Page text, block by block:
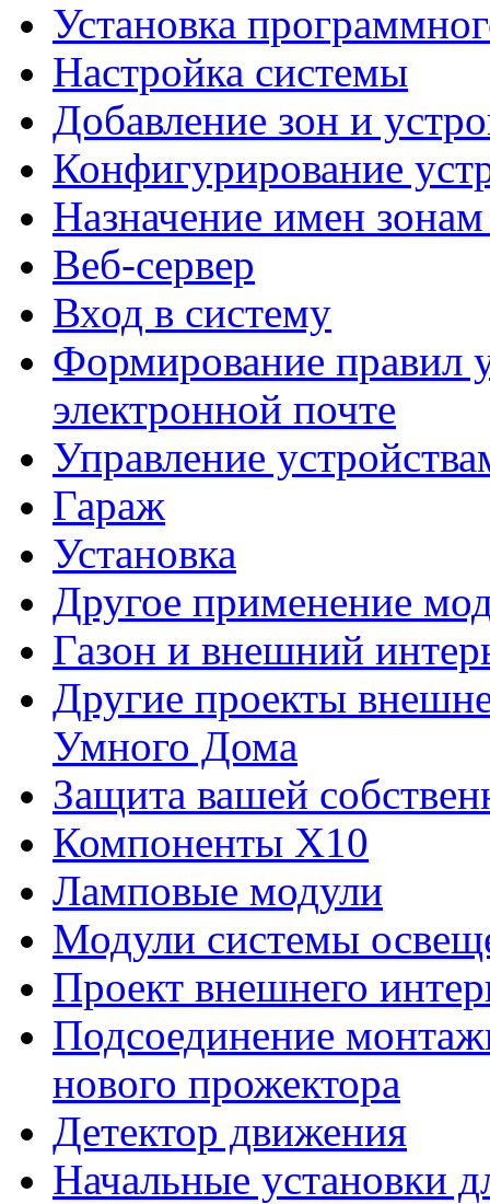
Установка
Настройка системы
Добавление зон и
Конфигурирование
Назначение имен
Веб-сервер
Вход в систему
Формирование правил
электронной почте
Управление
Гараж
Установка
Другое применение
Газон и внешний
Другие проекты
Умного Дома
Защита вашей
Компоненты Х10
Ламповые модули
Модули системы
Проект внешнего
Подсоединение
нового прожектора
Детектор движения
Начальные установки